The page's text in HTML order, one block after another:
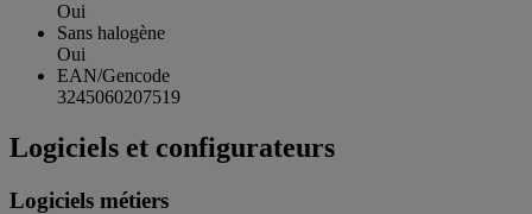
Oui
Sans halogène
Oui
EAN/Gencode
3245060207519
Logiciels et configurateurs
Logiciels métiers